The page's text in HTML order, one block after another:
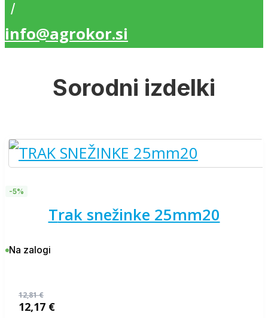
/
info@agrokor.si
Sorodni izdelki
-5%
trak snežinke 25mm20
Na zalogi
12,81€
12,17 €